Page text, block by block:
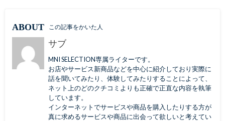
ABOUT この記事をかいた人
サブ
MNI SELECTION専属ライターです。
お店やサービス新商品などを中心に紹介しており実際に
話を聞いてみたり、体験してみたりすることによって、
ネット上のどのクチコミよりも正確で正直な内容を執筆
しています。
インターネットでサービスや商品を購入したりする方が
真に求めるサービスや商品に出会って欲しいと考えてい